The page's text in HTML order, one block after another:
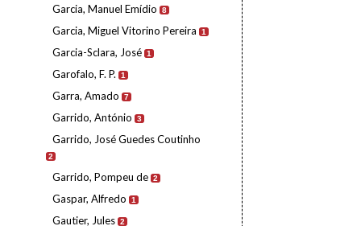
Garcia, Manuel Emídio 8
Garcia, Miguel Vitorino Pereira 1
Garcia-Sclara, José 1
Garofalo, F. P. 1
Garra, Amado 7
Garrido, António 3
Garrido, José Guedes Coutinho
2
Garrido, Pompeu de 2
Gaspar, Alfredo 1
Gautier, Jules 2